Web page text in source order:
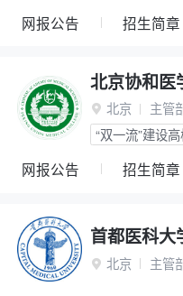
网报公告 招生简章
北京协和医
 北京 主管
“双一流”建设
网报公告 招生简章
首都医科大
 北京 主管